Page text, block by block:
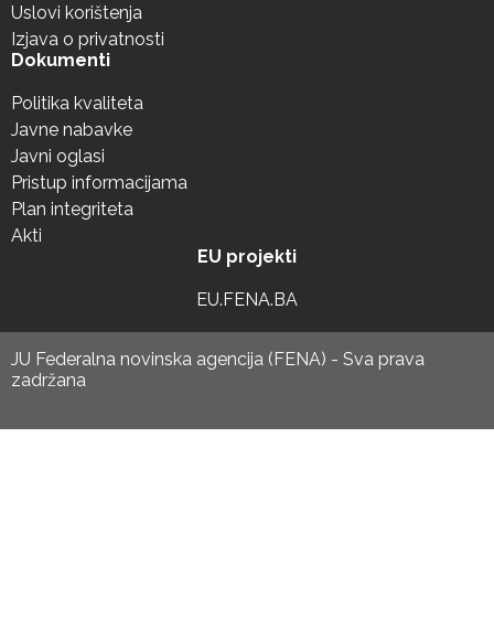
Uslovi korištenja
Izjava o privatnosti
Dokumenti
Politika kvaliteta
Javne nabavke
Javni oglasi
Pristup informacijama
Plan integriteta
Akti
EU projekti
EU.FENA.BA
JU Federalna novinska agencija (FENA) - Sva prava
zadržana